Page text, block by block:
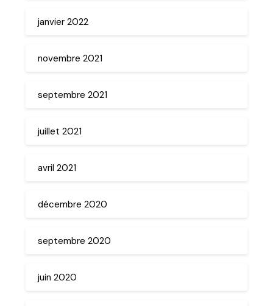
janvier 2022
novembre 2021
septembre 2021
juillet 2021
avril 2021
décembre 2020
septembre 2020
juin 2020